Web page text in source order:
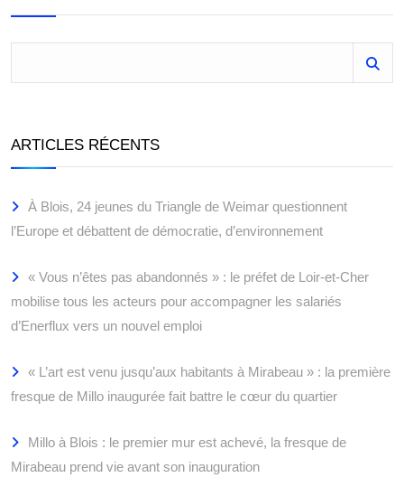
ARTICLES RÉCENTS
À Blois, 24 jeunes du Triangle de Weimar questionnent
l’Europe et débattent de démocratie, d’environnement
« Vous n’êtes pas abandonnés » : le préfet de Loir-et-Cher
mobilise tous les acteurs pour accompagner les salariés
d’Enerflux vers un nouvel emploi
« L’art est venu jusqu’aux habitants à Mirabeau » : la première
fresque de Millo inaugurée fait battre le cœur du quartier
Millo à Blois : le premier mur est achevé, la fresque de
Mirabeau prend vie avant son inauguration